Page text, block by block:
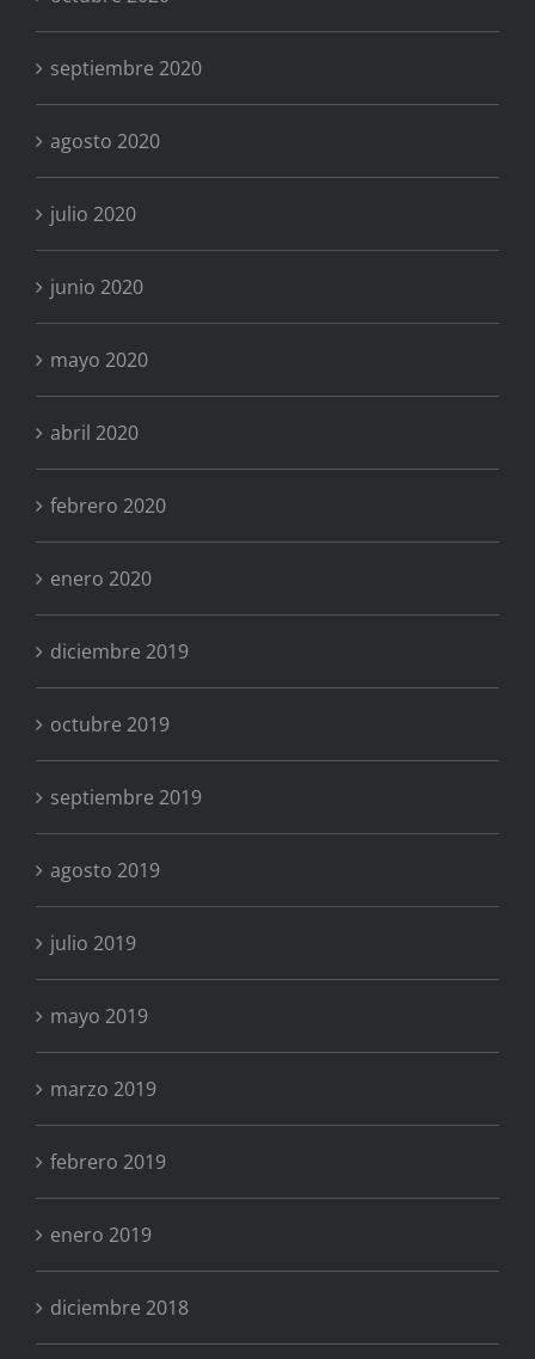
septiembre 2020
agosto 2020
julio 2020
junio 2020
mayo 2020
abril 2020
febrero 2020
enero 2020
diciembre 2019
octubre 2019
septiembre 2019
agosto 2019
julio 2019
mayo 2019
marzo 2019
febrero 2019
enero 2019
diciembre 2018